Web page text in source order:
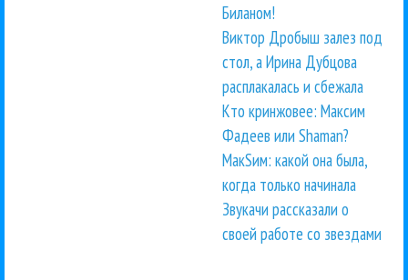
Биланом!
Виктор Дробыш залез под
стол, а Ирина Дубцова
расплакалась и сбежала
Кто кринжовее: Максим
Фадеев или Shaman?
МакSим: какой она была,
когда только начинала
Звукачи рассказали о
своей работе со звездами